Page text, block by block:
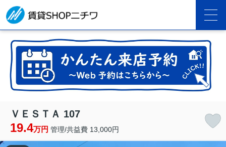
ＶＥＳＴＡ 107
19.4万円 管理/共益費 13,000円